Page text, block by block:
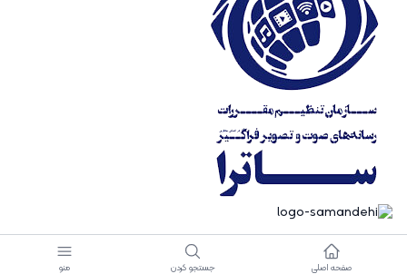
صفحه اصلی جستجو کردن منو